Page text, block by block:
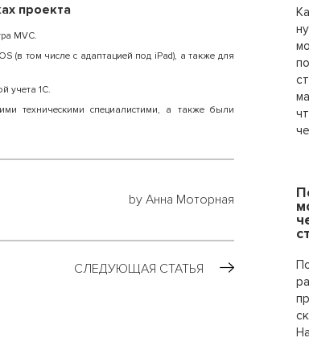
проекта
MVC.
(в том числе с адаптацией под iPad), а также для
учета 1C.
техническими специалистими, а также были
by Анна Моторная
СЛЕДУЮЩАЯ СТАТЬЯ